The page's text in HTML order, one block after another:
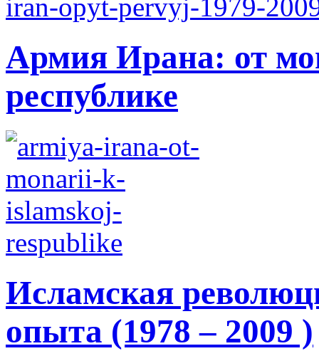
Армия Ирана: от
республике
Исламская
опыта (1978 – 2009 )